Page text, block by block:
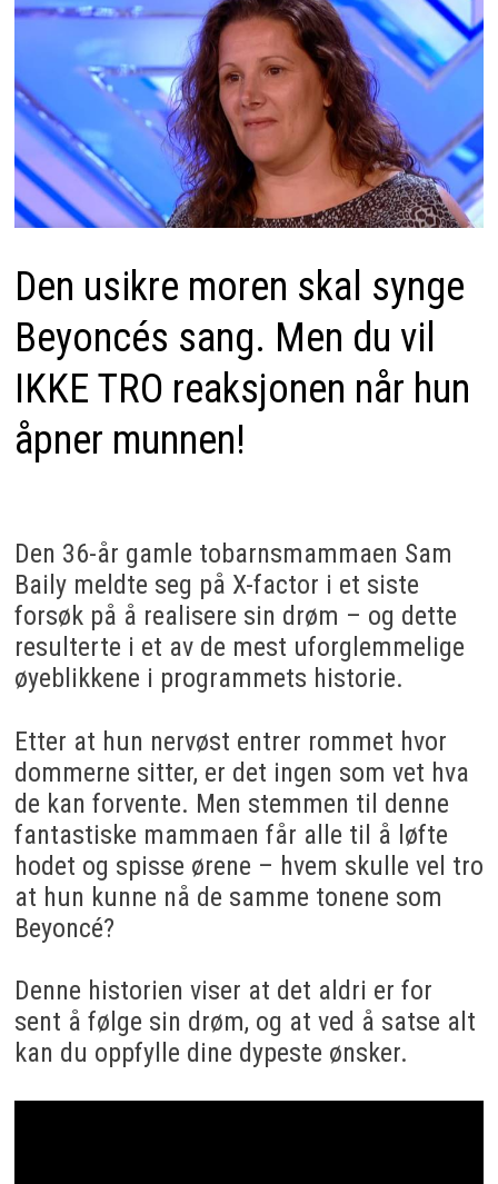
Den usikre moren skal synge
Beyoncés sang. Men du vil
IKKE TRO reaksjonen når hun
åpner munnen!
Den 36-år gamle tobarnsmammaen Sam
Baily meldte seg på X-factor i et siste
forsøk på å realisere sin drøm – og dette
resulterte i et av de mest uforglemmelige
øyeblikkene i programmets historie.
Etter at hun nervøst entrer rommet hvor
dommerne sitter, er det ingen som vet hva
de kan forvente. Men stemmen til denne
fantastiske mammaen får alle til å løfte
hodet og spisse ørene – hvem skulle vel tro
at hun kunne nå de samme tonene som
Beyoncé?
Denne historien viser at det aldri er for
sent å følge sin drøm, og at ved å satse alt
kan du oppfylle dine dypeste ønsker.